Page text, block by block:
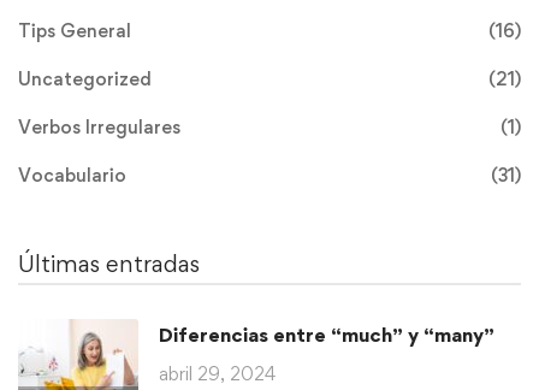
Tips General (16)
Uncategorized (21)
Verbos Irregulares (1)
Vocabulario (31)
Últimas entradas
Diferencias entre “much” y “many”
abril 29, 2024